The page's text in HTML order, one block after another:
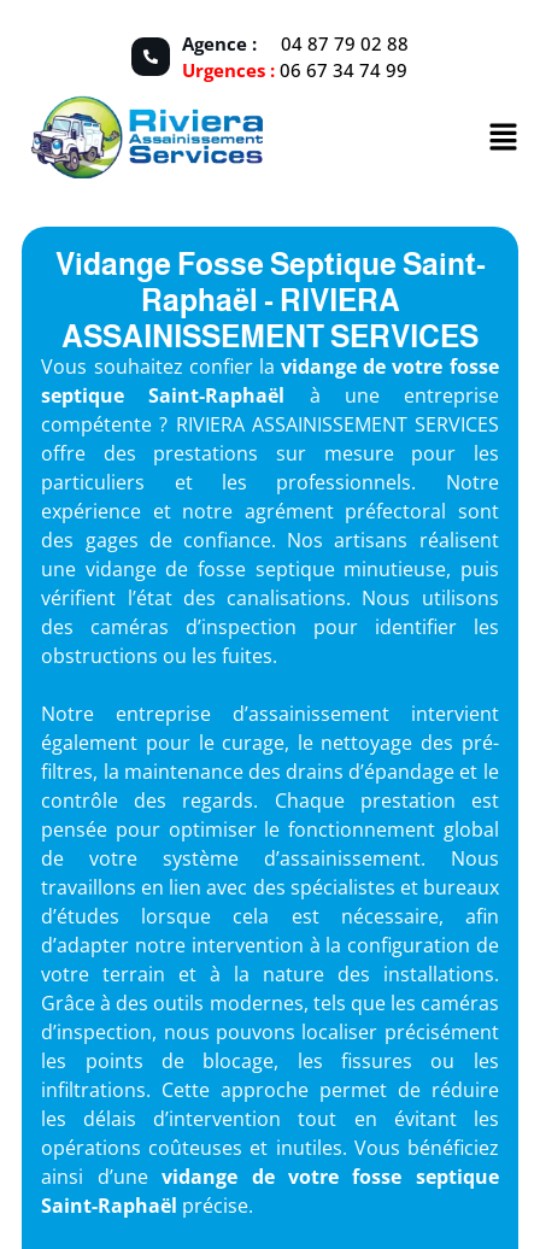
Agence :
04 87 79 02 88
Urgences : 06 67 34 74 99
Vidange Fosse Septique Saint-
Raphaël - RIVIERA
ASSAINISSEMENT SERVICES
Vous souhaitez confier lavidange de votre fosse
septique Saint-Raphaël à une entreprise
compétente ? RIVIERA ASSAINISSEMENT SERVICES
offre des prestations sur mesure pour les
particuliers et les professionnels. Notre
expérience et notre agrément préfectoral sont
des gages de confiance. Nos artisans réalisent
une vidange de fosse septique minutieuse, puis
vérifient l’état des canalisations. Nous utilisons
des caméras d’inspection pour identifier les
obstructions ou les fuites.
Notre entreprise d’assainissement intervient
également pour le curage, le nettoyage des pré-
filtres, la maintenance des drains d’épandage et le
contrôle des regards. Chaque prestation est
pensée pour optimiser le fonctionnement global
de votre système d’assainissement. Nous
travaillons en lien avec des spécialistes et bureaux
d’études lorsque cela est nécessaire, afin
d’adapter notre intervention à la configuration de
votre terrain et à la nature des installations.
Grâce à des outils modernes, tels que les caméras
d’inspection, nous pouvons localiser précisément
les points de blocage, les fissures ou les
infiltrations. Cette approche permet de réduire
les délais d’intervention tout en évitant les
opérations coûteuses et inutiles. Vous bénéficiez
ainsi d’unevidange de votre fosse septique
Saint-Raphaël précise.